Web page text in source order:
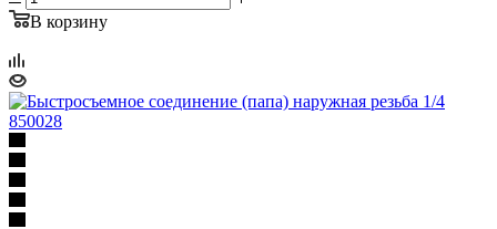
В корзину